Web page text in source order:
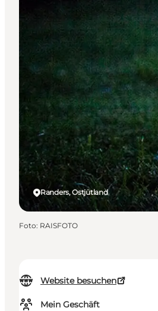
Website besuchen
Mein Geschäft
Randers, Ostjütland
Foto: RAISFOTO